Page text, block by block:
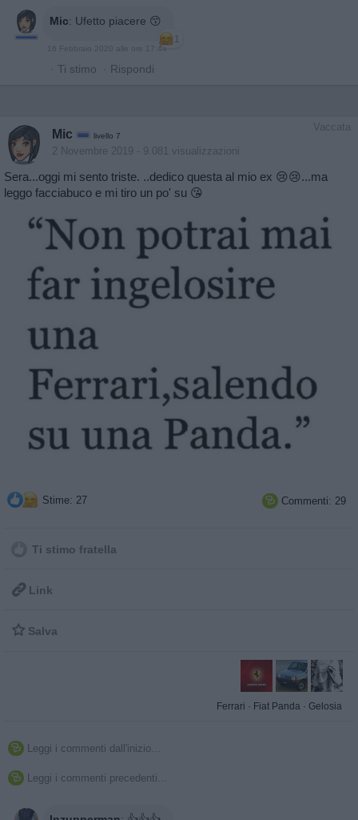
Mic: Ufetto piacere 😙
1
16 Febbraio 2020 alle ore 17:44
· Ti stimo · Rispondi
Vaccata
Mic livello 7
2 Novembre 2019 - 9.081 visualizzazioni
Sera...oggi mi sento triste. ..dedico questa al mio ex 😢😢...ma
leggo facciabuco e mi tiro un po' su 😘
Stime: 27  Commenti: 29
Ti stimo fratella
 Link
 Salva
Ferrari · Fiat Panda · Gelosia
 Leggi i commenti dall'inizio...
 Leggi i commenti precedenti...